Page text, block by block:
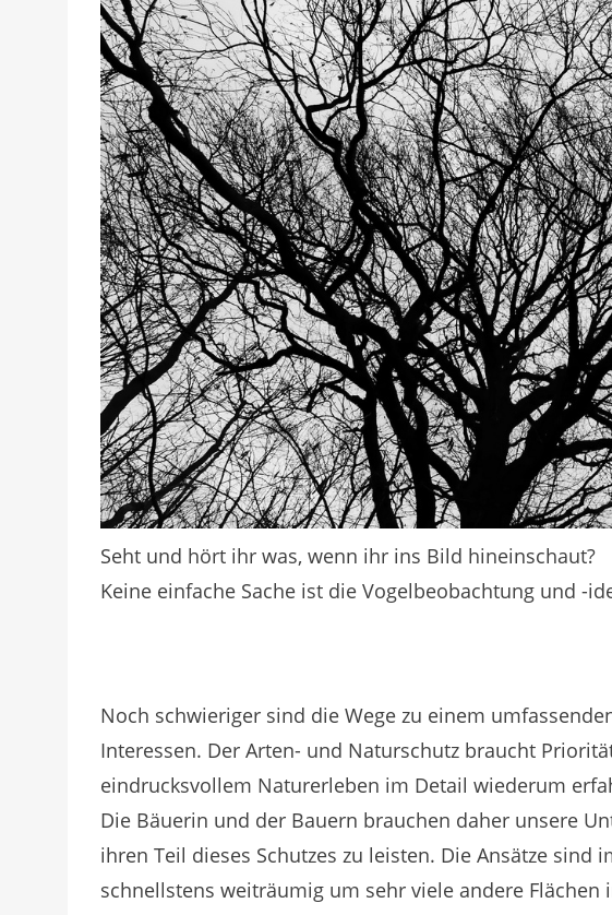
Seht und hört ihr was, wenn ihr ins Bild hineinschaut?
Keine einfache Sache ist die Vogelbeobachtung und -
Noch schwieriger sind die Wege zu einem
Interessen. Der Arten- und Naturschutz braucht
eindrucksvollem Naturerleben im Detail wiederum
Die Bäuerin und der Bauern brauchen daher unsere
ihren Teil dieses Schutzes zu leisten. Die Ansätze sind
schnellstens weiträumig um sehr viele andere Flächen